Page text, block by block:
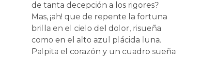
de tanta decepción a los rigores?
Mas, ¡ah! que de repente la fortuna
brilla en el cielo del dolor, risueña
como en el alto azul plácida luna.
Palpita el corazón y un cuadro sueña